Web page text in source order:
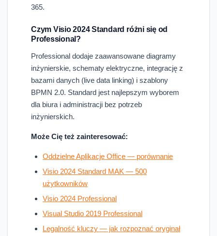
365.
Czym Visio 2024 Standard różni się od
Professional?
Professional dodaje zaawansowane diagramy
inżynierskie, schematy elektryczne, integrację z
bazami danych (live data linking) i szablony
BPMN 2.0. Standard jest najlepszym wyborem
dla biura i administracji bez potrzeb
inżynierskich.
Może Cię też zainteresować:
Oddzielne Aplikacje Office — porównanie
Visio 2024 Standard MAK — 500
użytkowników
Visio 2024 Professional
Visual Studio 2019 Professional
Legalność kluczy — jak rozpoznać oryginał